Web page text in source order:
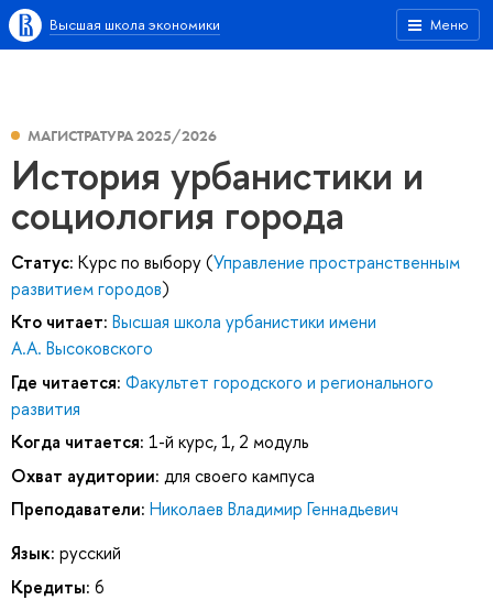
Меню
Высшая школа экономики
МАГИСТРАТУРА 2025/2026
История урбанистики и
социология города
Статус: Курс по выбору (Управление пространственным
развитием городов)
Кто читает: Высшая школа урбанистики имени
А.А. Высоковского
Где читается: Факультет городского и регионального
развития
Когда читается: 1-й курс, 1, 2 модуль
Охват аудитории: для своего кампуса
Преподаватели: Николаев Владимир Геннадьевич
Язык: русский
Кредиты: 6